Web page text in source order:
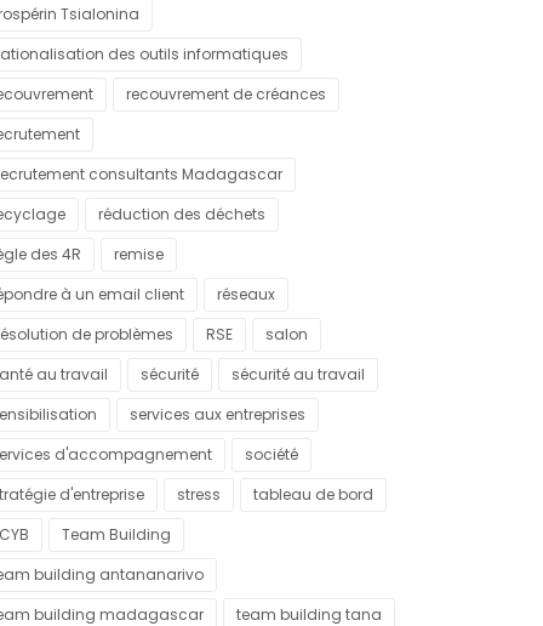
Tsialonina
des outils informatiques
recouvrement de créances
consultants Madagascar
réduction des déchets
des 4R
remise
à un email client
réseaux
de problèmes
RSE
salon
au travail
sécurité
sécurité au travail
services aux entreprises
d'accompagnement
société
d'entreprise
stress
tableau de bord
Team Building
building antananarivo
building madagascar
team building tana